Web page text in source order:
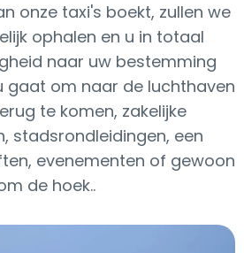
onze taxi's boekt, zullen we
ophalen en u in totaal
naar uw bestemming
gaat om naar de luchthaven
te komen, zakelijke
stadsrondleidingen, een
evenementen of gewoon
de hoek..